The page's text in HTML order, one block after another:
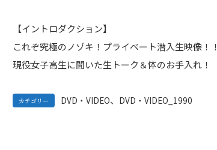
【イントロダクション】
これぞ究極のノゾキ！プライベート潜入生映像！！
現役女子高生に聞いた生トーク＆体のお手入れ！
カテゴリー DVD・VIDEO、 DVD・VIDEO_1990